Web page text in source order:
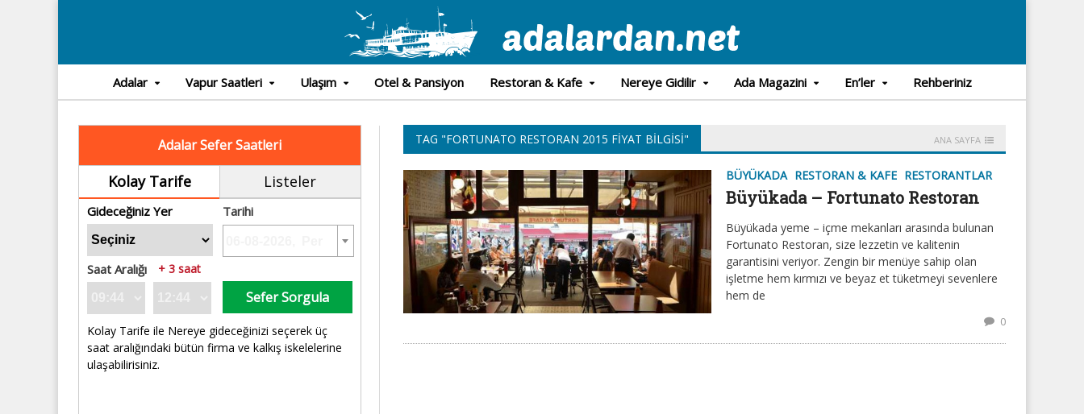
Adalar Vapur Saatleri Ulaşım Otel & Pansiyon Restoran & Kafe Nereye Gidilir Ada Magazini En’ler Rehberiniz
Adalar Sefer Saatleri
Kolay Tarife Listeler
Gideceğiniz Yer Tarihi
Saat Aralığı + 3 saat
Sefer Sorgula
Kolay Tarife ile Nereye gideceğinizi seçerek üç
saat aralığındaki bütün firma ve kalkış iskelelerine
ulaşabilirisiniz.
TAG "FORTUNATO RESTORAN 2015 FIYAT BILGISI" ANA SAYFA
BÜYÜKADA RESTORAN & KAFE RESTORANTLAR
Büyükada – Fortunato Restoran
Büyükada yeme – içme mekanları arasında bulunan
Fortunato Restoran, size lezzetin ve kalitenin
garantisini veriyor. Zengin bir menüye sahip olan
işletme hem kırmızı ve beyaz et tüketmeyi sevenlere
hem de
0